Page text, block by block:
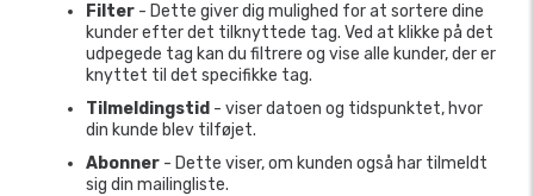
Filter - Dette giver dig mulighed for at sortere dine
kunder efter det tilknyttede tag. Ved at klikke på det
udpegede tag kan du filtrere og vise alle kunder, der er
knyttet til det specifikke tag.
Tilmeldingstid - viser datoen og tidspunktet, hvor
din kunde blev tilføjet.
Abonner - Dette viser, om kunden også har tilmeldt
sig din mailingliste.